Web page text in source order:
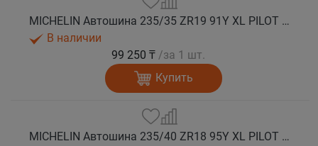
MICHELIN Автошина 235/35 ZR19 91Y XL PILOT SPORT 5 лето
В наличии
99 250 ₸ /за 1 шт.
Купить
MICHELIN Автошина 235/40 ZR18 95Y XL PILOT SPORT 5 лето